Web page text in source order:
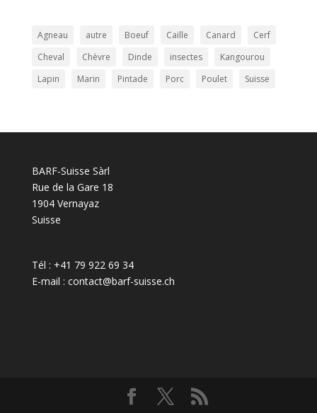
Agneau autre Boeuf Caille Canard
Cerf
Cheval
Chèvre Dinde insectes
Kangourou
Lapin
Marin Pintade Porc Poulet Suisse
BARF-Suisse Sàrl
Rue de la Gare 18
1904 Vernayaz
Suisse
Tél : +41 79 922 69 34
E-mail : contact@barf-suisse.ch